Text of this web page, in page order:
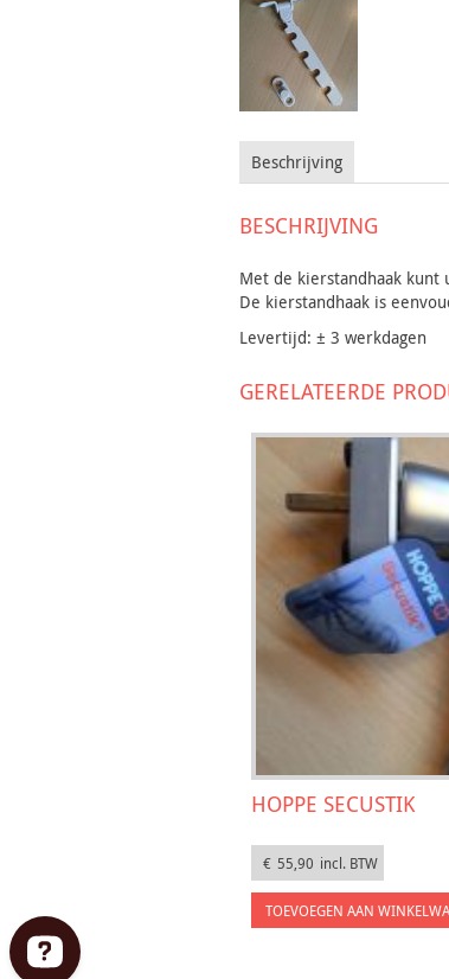
Beschrijving
BESCHRIJVING
Met de kierstandhaak kunt
De kierstandhaak is
Levertijd: ± 3 werkdagen
GERELATEERDE
HOPPE SECUSTIK
€ 55,90 incl. BTW
TOEVOEGEN AAN